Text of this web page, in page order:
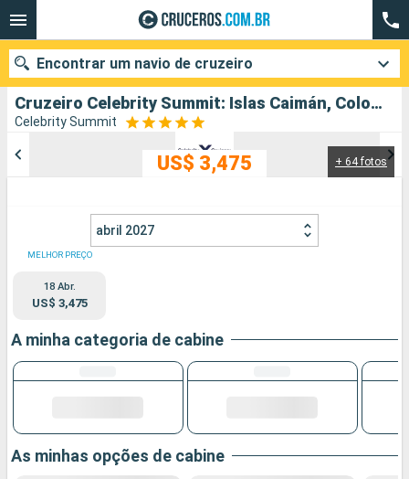
Cruzeiro Celebrity Summit: Islas Caimán, Colombia, Panamá, Costa Rica, México, Estados Unidos partindo de Tampa
Celebrity Summit
+ 64 fotos
US$ 3,475
abril 2027
MELHOR PREÇO
18 Abr.
US$ 3,475
A minha categoria de cabine
As minhas opções de cabine
Encontrar um navio de cruzeiro
Cidades Companhias